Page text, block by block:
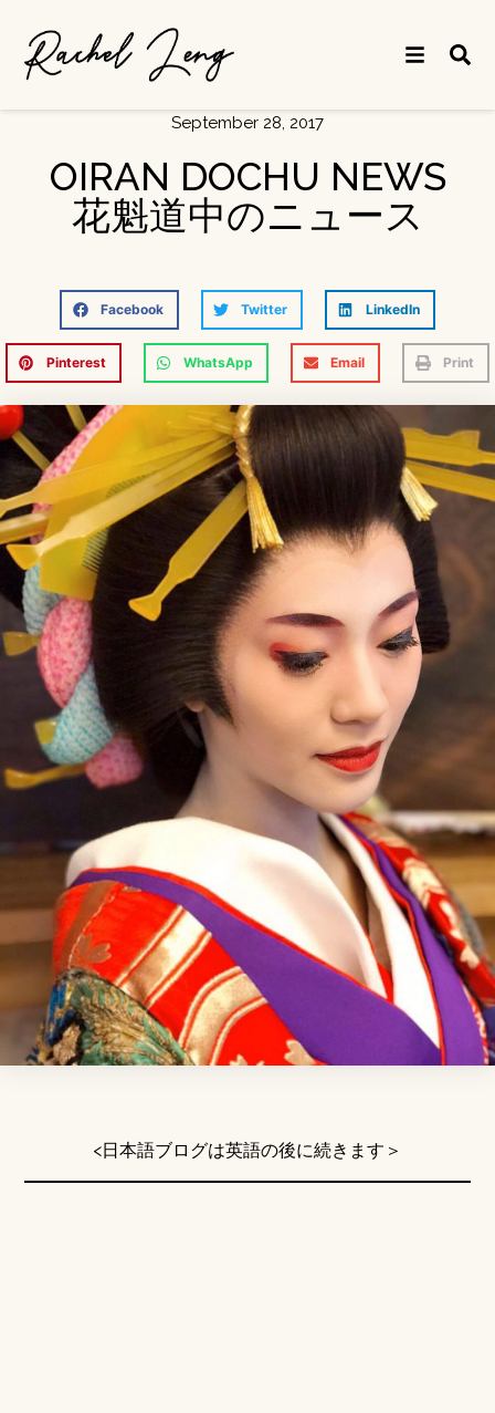
September 28, 2017
OIRAN DOCHU NEWS
花魁道中のニュース
Facebook Twitter LinkedIn
Pinterest WhatsApp Email Print
<日本語ブログは英語の後に続きます＞